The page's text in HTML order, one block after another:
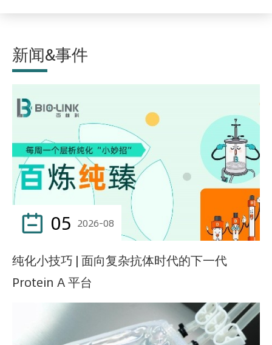
新闻&事件
 05 2026-08
纯化小技巧 | 面向复杂抗体时代的下一代
Protein A 平台